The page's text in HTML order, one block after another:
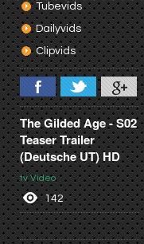
Tubevids
Dailyvids
Clipvids
The Gilded Age - S02
Teaser Trailer
(Deutsche UT) HD
tv Video
142